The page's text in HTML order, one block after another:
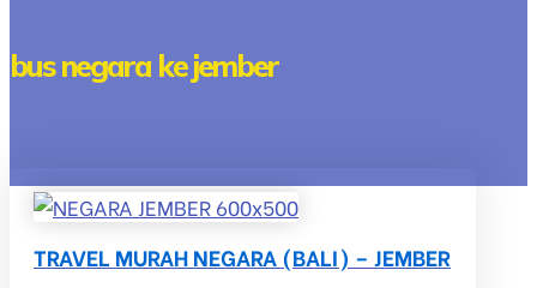
bus negara ke jember
TRAVEL MURAH NEGARA (BALI) – JEMBER